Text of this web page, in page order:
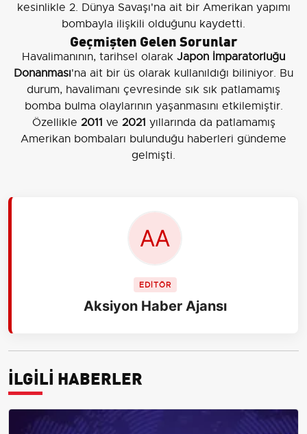
kesinlikle 2. Dünya Savaşı'na ait bir Amerikan yapımı
bombayla ilişkili olduğunu kaydetti.
Geçmişten Gelen Sorunlar
Havalimanının, tarihsel olarak Japon İmparatorluğu
Donanması'na ait bir üs olarak kullanıldığı biliniyor. Bu
durum, havalimanı çevresinde sık sık patlamamış
bomba bulma olaylarının yaşanmasını etkilemiştir.
Özellikle 2011 ve 2021 yıllarında da patlamamış
Amerikan bombaları bulunduğu haberleri gündeme
gelmişti.
EDİTÖR
Aksiyon Haber Ajansı
İLGİLİ HABERLER